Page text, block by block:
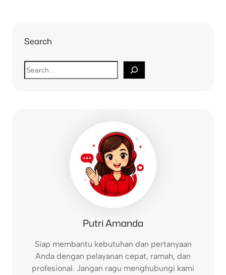
Search
S
e
Putri Amanda
Siap membantu kebutuhan dan pertanyaan
Anda dengan pelayanan cepat, ramah, dan
profesional. Jangan ragu menghubungi kami